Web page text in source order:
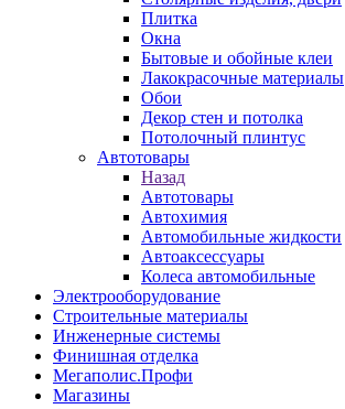
Плитка
Окна
Бытовые и обойные клеи
Лакокрасочные материалы
Обои
Декор стен и потолка
Потолочный плинтус
Автотовары
Назад
Автотовары
Автохимия
Автомобильные жидкости
Автоаксессуары
Колеса автомобильные
Электрооборудование
Строительные материалы
Инженерные системы
Финишная отделка
Мегаполис.Профи
Магазины